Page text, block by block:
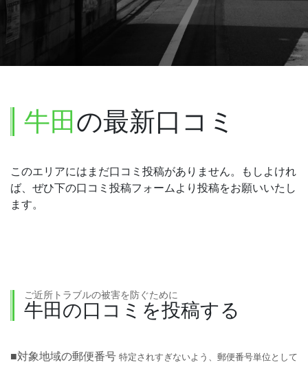
牛田の最新口コミ
このエリアにはまだ口コミ投稿がありません。もしよけれ
ば、ぜひ下の口コミ投稿フォームより投稿をお願いいたし
ます。
ご近所トラブルの被害を防ぐために
牛田の口コミを投稿する
■対象地域の郵便番号 特定されすぎないよう、郵便番号単位として